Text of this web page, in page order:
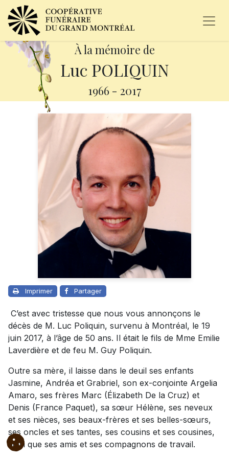
À la mémoire de
Luc POLIQUIN
1966 - 2017
Imprimer Partager
C’est avec tristesse que nous vous annonçons le
décès de M. Luc Poliquin, survenu à Montréal, le 19
juin 2017, à l’âge de 50 ans. Il était le fils de Mme Emilie
Laverdière et de feu M. Guy Poliquin.
Outre sa mère, il laisse dans le deuil ses enfants
Jasmine, Andréa et Grabriel, son ex-conjointe Argelia
Amaro, ses frères Marc (Élizabeth De la Cruz) et
Denis (France Paquet), sa sœur Hélène, ses neveux
et ses nièces, ses beaux-frères et ses belles-sœurs,
ses oncles et ses tantes, ses cousins et ses cousines,
ainsi que ses amis et ses compagnons de travail.